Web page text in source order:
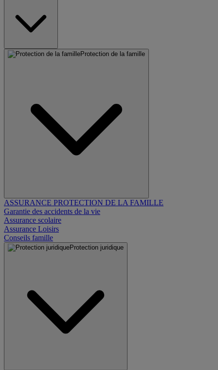
Protection de la famille
ASSURANCE PROTECTION DE LA FAMILLE
Garantie des accidents de la vie
Assurance scolaire
Assurance Loisirs
Conseils famille
Protection juridique